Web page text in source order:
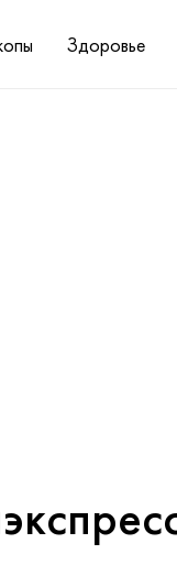
Здоровье